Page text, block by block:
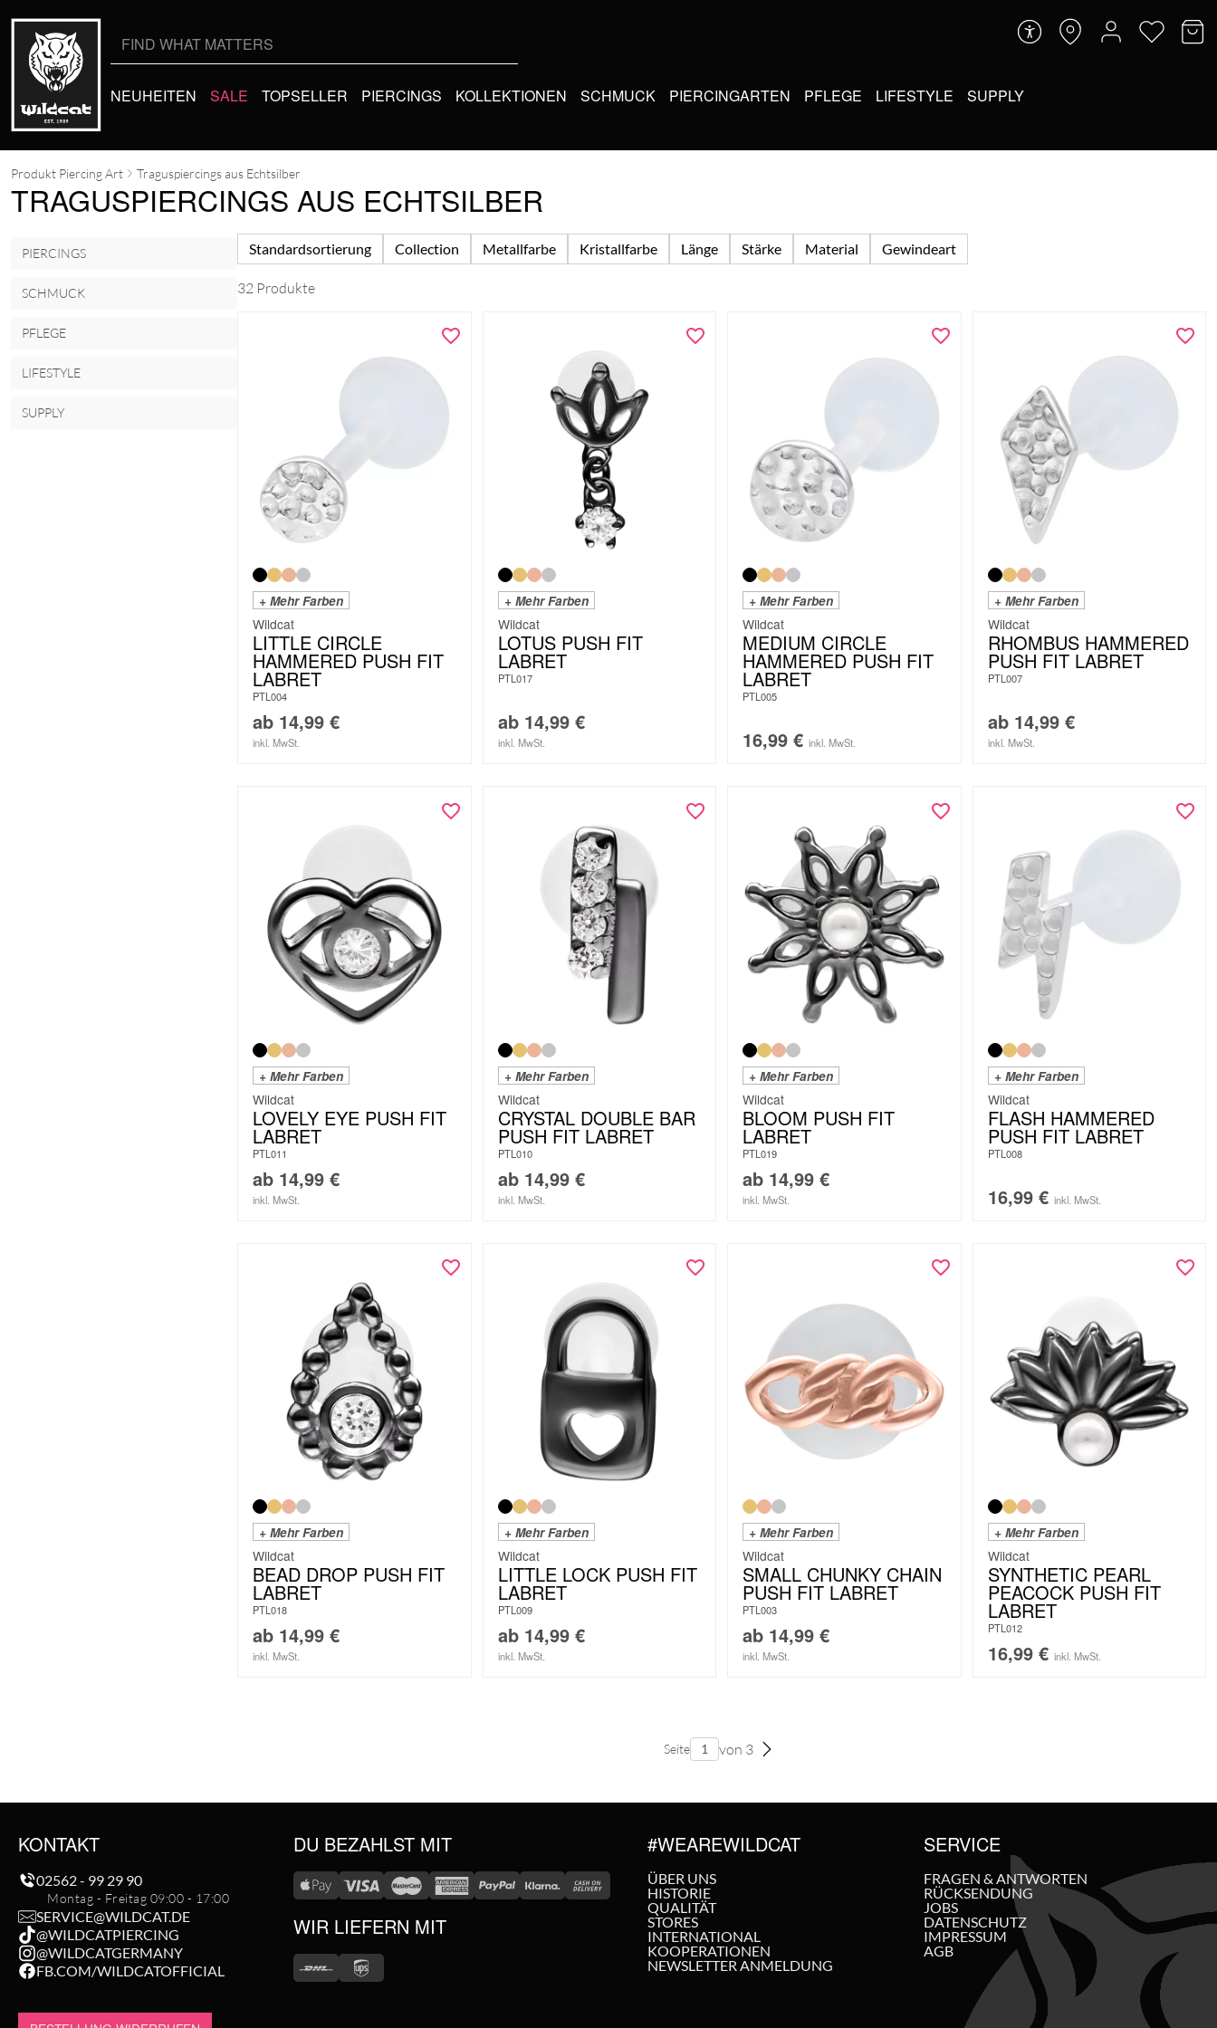
NEUHEITEN SALE TOPSELLER PIERCINGS KOLLEKTIONEN SCHMUCK PIERCINGARTEN PFLEGE LIFESTYLE SUPPLY
Produkt Piercing Art Traguspiercings aus Echtsilber
TRAGUSPIERCINGS AUS ECHTSILBER
PIERCINGS
SCHMUCK
PFLEGE
LIFESTYLE
SUPPLY
Standardsortierung Collection Metallfarbe Kristallfarbe Länge Stärke Material Gewindeart
32 Produkte
+ Mehr Farben
Wildcat
LITTLE CIRCLE
HAMMERED PUSH FIT
LABRET
PTL004
ab 14,99 €
inkl. MwSt.
+ Mehr Farben
Wildcat
LOTUS PUSH FIT
LABRET
PTL017
ab 14,99 €
inkl. MwSt.
+ Mehr Farben
Wildcat
MEDIUM CIRCLE
HAMMERED PUSH FIT
LABRET
PTL005
16,99 € inkl. MwSt.
+ Mehr Farben
Wildcat
RHOMBUS HAMMERED
PUSH FIT LABRET
PTL007
ab 14,99 €
inkl. MwSt.
+ Mehr Farben
Wildcat
LOVELY EYE PUSH FIT
LABRET
PTL011
ab 14,99 €
inkl. MwSt.
+ Mehr Farben
Wildcat
CRYSTAL DOUBLE BAR
PUSH FIT LABRET
PTL010
ab 14,99 €
inkl. MwSt.
+ Mehr Farben
Wildcat
BLOOM PUSH FIT
LABRET
PTL019
ab 14,99 €
inkl. MwSt.
+ Mehr Farben
Wildcat
FLASH HAMMERED
PUSH FIT LABRET
PTL008
16,99 € inkl. MwSt.
+ Mehr Farben
Wildcat
BEAD DROP PUSH FIT
LABRET
PTL018
ab 14,99 €
inkl. MwSt.
+ Mehr Farben
Wildcat
LITTLE LOCK PUSH FIT
LABRET
PTL009
ab 14,99 €
inkl. MwSt.
+ Mehr Farben
Wildcat
SMALL CHUNKY CHAIN
PUSH FIT LABRET
PTL003
ab 14,99 €
inkl. MwSt.
+ Mehr Farben
Wildcat
SYNTHETIC PEARL
PEACOCK PUSH FIT
LABRET
PTL012
16,99 € inkl. MwSt.
Seite von 3
KONTAKT
02562 - 99 29 90
Montag - Freitag 09:00 - 17:00
SERVICE@WILDCAT.DE
@WILDCATPIERCING
@WILDCATGERMANY
FB.COM/WILDCATOFFICIAL
DU BEZAHLST MIT
WIR LIEFERN MIT
#WEAREWILDCAT
ÜBER UNS
HISTORIE
QUALITÄT
STORES
INTERNATIONAL
KOOPERATIONEN
NEWSLETTER ANMELDUNG
SERVICE
FRAGEN & ANTWORTEN
RÜCKSENDUNG
JOBS
DATENSCHUTZ
IMPRESSUM
AGB